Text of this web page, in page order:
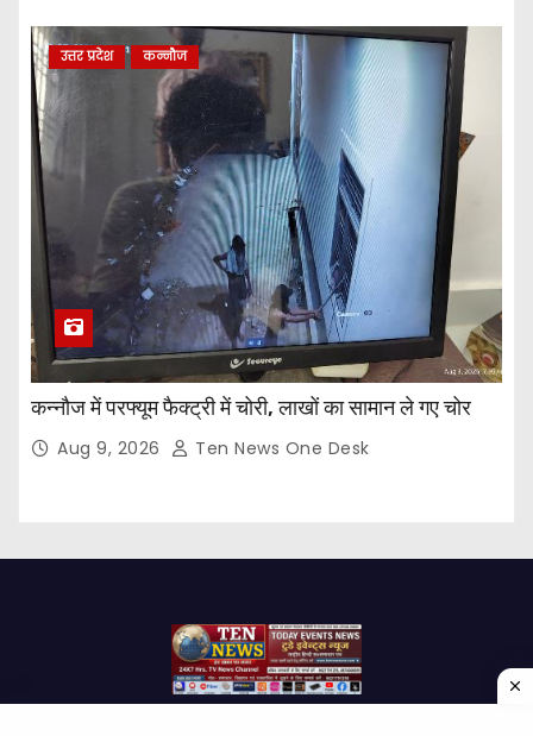
उत्तर प्रदेश कन्नौज
कन्नौज में परफ्यूम फैक्ट्री में चोरी, लाखों का सामान ले गए चोर
Aug 9, 2026 Ten News One Desk